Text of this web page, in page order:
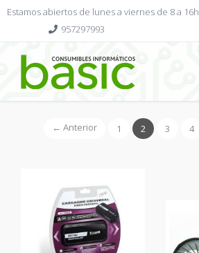
Estamos abiertos de lunes a viernes de 8 a 16h
957297993
← Anterior 1 2 3 4